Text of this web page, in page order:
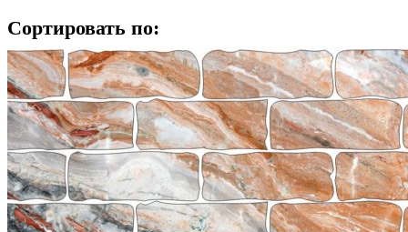
Сортировать по: